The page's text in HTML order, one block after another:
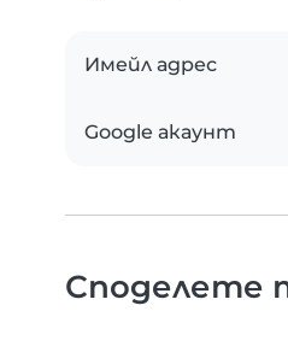
Имейл адрес
Google акаунт
Споделете